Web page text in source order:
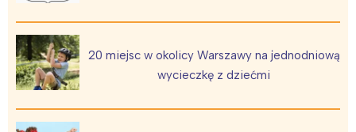
20 miejsc w okolicy Warszawy na jednodniową
wycieczkę z dziećmi